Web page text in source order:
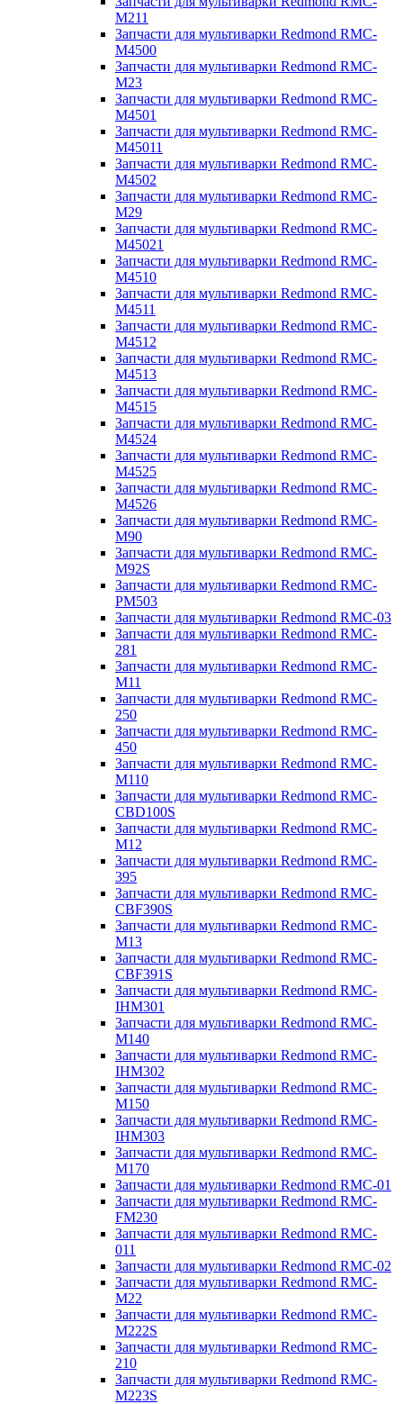
M211
Запчасти для мультиварки Redmond RMC-
M4500
Запчасти для мультиварки Redmond RMC-
M23
Запчасти для мультиварки Redmond RMC-
M4501
Запчасти для мультиварки Redmond RMC-
M45011
Запчасти для мультиварки Redmond RMC-
M4502
Запчасти для мультиварки Redmond RMC-
M29
Запчасти для мультиварки Redmond RMC-
M45021
Запчасти для мультиварки Redmond RMC-
M4510
Запчасти для мультиварки Redmond RMC-
M4511
Запчасти для мультиварки Redmond RMC-
M4512
Запчасти для мультиварки Redmond RMC-
M4513
Запчасти для мультиварки Redmond RMC-
M4515
Запчасти для мультиварки Redmond RMC-
M4524
Запчасти для мультиварки Redmond RMC-
M4525
Запчасти для мультиварки Redmond RMC-
M4526
Запчасти для мультиварки Redmond RMC-
M90
Запчасти для мультиварки Redmond RMC-
M92S
Запчасти для мультиварки Redmond RMC-
PM503
Запчасти для мультиварки Redmond RMC-03
Запчасти для мультиварки Redmond RMC-
281
Запчасти для мультиварки Redmond RMC-
M11
Запчасти для мультиварки Redmond RMC-
250
Запчасти для мультиварки Redmond RMC-
450
Запчасти для мультиварки Redmond RMC-
M110
Запчасти для мультиварки Redmond RMC-
CBD100S
Запчасти для мультиварки Redmond RMC-
M12
Запчасти для мультиварки Redmond RMC-
395
Запчасти для мультиварки Redmond RMC-
CBF390S
Запчасти для мультиварки Redmond RMC-
M13
Запчасти для мультиварки Redmond RMC-
CBF391S
Запчасти для мультиварки Redmond RMC-
IHM301
Запчасти для мультиварки Redmond RMC-
M140
Запчасти для мультиварки Redmond RMC-
IHM302
Запчасти для мультиварки Redmond RMC-
M150
Запчасти для мультиварки Redmond RMC-
IHM303
Запчасти для мультиварки Redmond RMC-
M170
Запчасти для мультиварки Redmond RMC-01
Запчасти для мультиварки Redmond RMC-
FM230
Запчасти для мультиварки Redmond RMC-
011
Запчасти для мультиварки Redmond RMC-02
Запчасти для мультиварки Redmond RMC-
M22
Запчасти для мультиварки Redmond RMC-
M222S
Запчасти для мультиварки Redmond RMC-
210
Запчасти для мультиварки Redmond RMC-
M223S